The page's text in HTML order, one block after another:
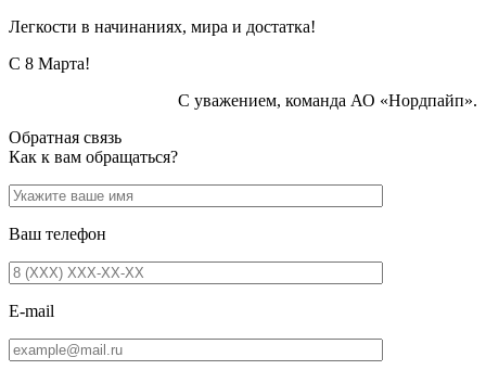
Легкости в начинаниях, мира и достатка!
С 8 Марта!
С уважением, команда АО «Нордпайп».
Обратная связь
Как к вам обращаться?
Ваш телефон
E-mail